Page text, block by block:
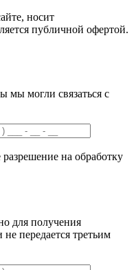
носит
публичной офертой.
мы могли связаться с
на обработку
для получения
передается третьим